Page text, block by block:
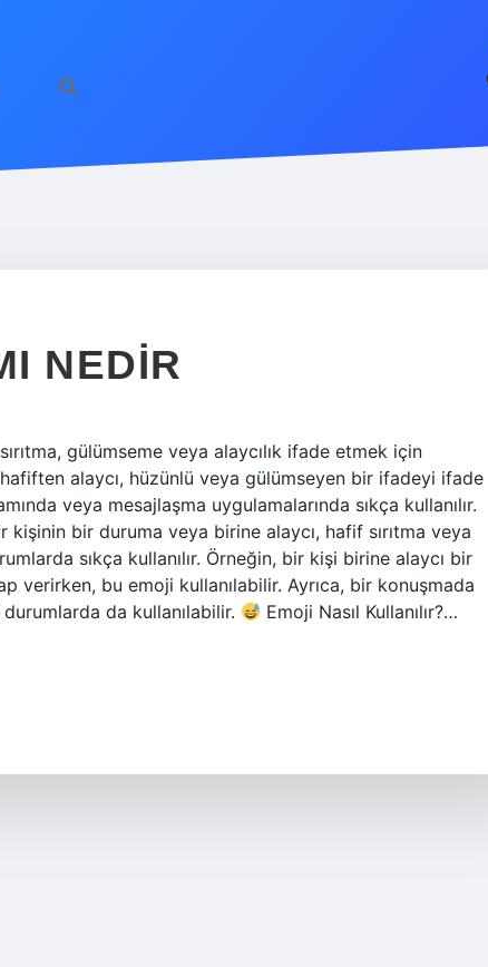
NEDIR
gülümseme veya alaycılık ifade etmek için
alaycı, hüzünlü veya gülümseyen bir ifadeyi ifade
veya mesajlaşma uygulamalarında sıkça kullanılır.
kişinin bir duruma veya birine alaycı, hafif sırıtma veya
sıkça kullanılır. Örneğin, bir kişi birine alaycı bir
verirken, bu emoji kullanılabilir. Ayrıca, bir konuşmada
da kullanılabilir.
Emoji Nasıl Kullanılır?…